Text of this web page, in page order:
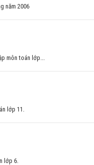
năm 2006
môn toán lớp...
lớp 11.
lớp 6.